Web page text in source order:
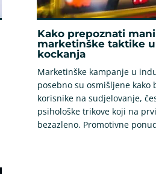
Kako prepoznati
marketinške taktike
kockanja
Marketinške kampanje u
posebno su osmišljene kako
korisnike na sudjelovanje,
psihološke trikove koji na
bezazleno. Promotivne